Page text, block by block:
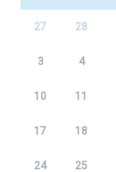
27 28
3 4
10 11
17 18
24 25